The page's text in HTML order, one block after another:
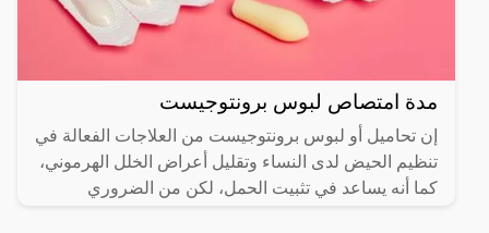
مدة امتصاص لبوس برونتوجيست
إن تحاميل أو لبوس برونتوجيست من العلاجات الفعالة في
تنظيم الحيض لدى النساء وتقليل أعراض الخلل الهرموني،
كما أنه يساعد في تثبيت الحمل، لكن من الضروري